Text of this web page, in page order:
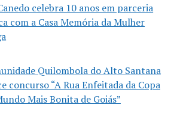
celebra 10 anos em parceria
com a Casa Memória da Mulher
Quilombola do Alto Santana
concurso “A Rua Enfeitada da Copa
Mais Bonita de Goiás”